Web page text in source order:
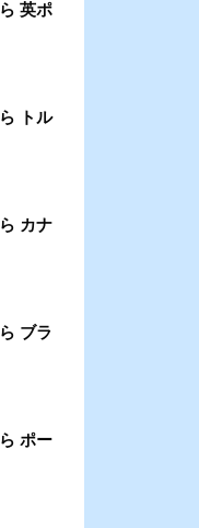
英ポ
トル
カナ
ブラ
ポー